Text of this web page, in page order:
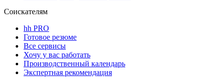
Соискателям
hh PRO
Готовое резюме
Все сервисы
Хочу у вас работать
Производственный календарь
Экспертная рекомендация